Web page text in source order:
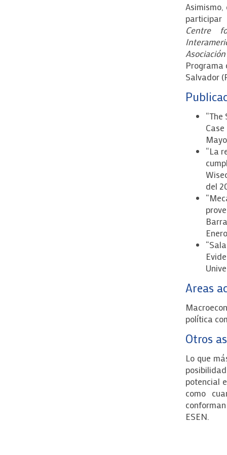
Centre
Programa
Salvador
“La
del
Areas
política
Otros
Lo que
potencial
como
ESEN.